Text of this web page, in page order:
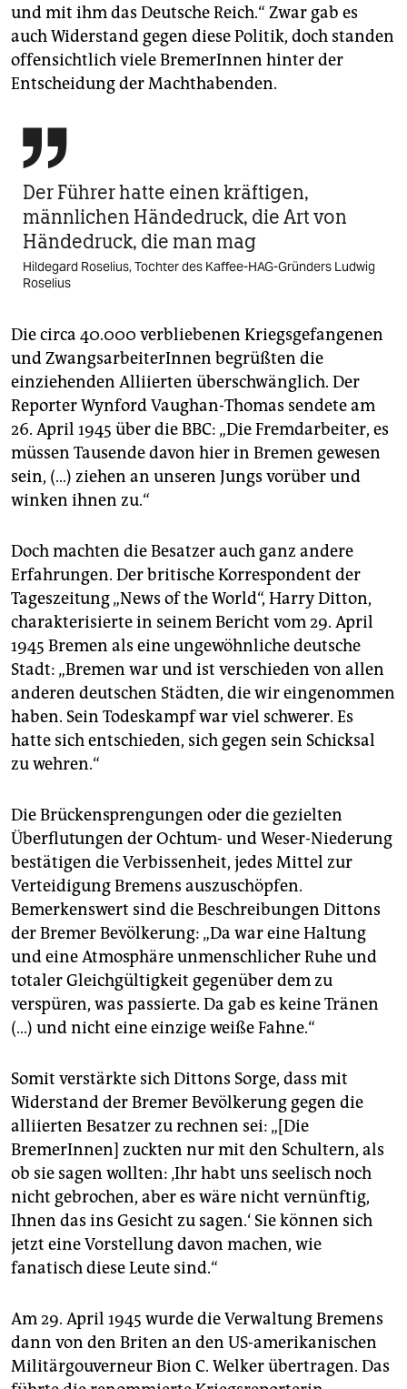
und mit ihm das Deutsche Reich.“ Zwar gab es
auch Widerstand gegen diese Politik, doch standen
offensichtlich viele Bre­merInnen hinter der
Entscheidung der Machthabenden.

Der Führer hatte einen kräftigen,
männlichen Händedruck, die Art von
Händedruck, die man mag
Hildegard Roselius, Tochter des Kaffee-HAG-Gründers Ludwig
Roselius
Die circa 40.000 verbliebenen Kriegsgefangenen
und ZwangsarbeiterInnen begrüßten die
einziehenden Alliierten überschwänglich. Der
Reporter Wynford Vaughan-Thomas sendete am
26. April 1945 über die BBC: „Die Fremdarbeiter, es
müssen Tausende davon hier in Bremen gewesen
sein, (…) ziehen an unseren Jungs vorüber und
winken ihnen zu.“
Doch machten die Besatzer auch ganz andere
Erfahrungen. Der britische Korrespondent der
Tageszeitung „News of the World“, Harry Ditton,
charakterisierte in seinem Bericht vom 29. April
1945 Bremen als eine ungewöhnliche deutsche
Stadt: „Bremen war und ist verschieden von allen
anderen deutschen Städten, die wir eingenommen
haben. Sein Todeskampf war viel schwerer. Es
hatte sich entschieden, sich gegen sein Schicksal
zu wehren.“
Die Brückensprengungen oder die gezielten
Überflutungen der Ochtum- und Weser-Niederung
bestätigen die Verbissenheit, jedes Mittel zur
Verteidigung Bremens auszuschöpfen.
Bemerkenswert sind die Beschreibungen Dittons
der Bremer Bevölkerung: „Da war eine Haltung
und eine Atmosphäre unmenschlicher Ruhe und
totaler Gleichgültigkeit gegenüber dem zu
verspüren, was passierte. Da gab es keine Tränen
(…) und nicht eine einzige weiße Fahne.“
Somit verstärkte sich Dittons Sorge, dass mit
Widerstand der Bremer Bevölkerung gegen die
alliierten Besatzer zu rechnen sei: „[Die
BremerInnen] zuckten nur mit den Schultern, als
ob sie sagen wollten: ‚Ihr habt uns seelisch noch
nicht gebrochen, aber es wäre nicht vernünftig,
Ihnen das ins Gesicht zu sagen.‘ Sie können sich
jetzt eine Vorstellung davon machen, wie
fanatisch diese Leute sind.“
Am 29. April 1945 wurde die Verwaltung Bremens
dann von den Briten an den US-amerikanischen
Militärgouverneur Bion C. Welker übertragen. Das